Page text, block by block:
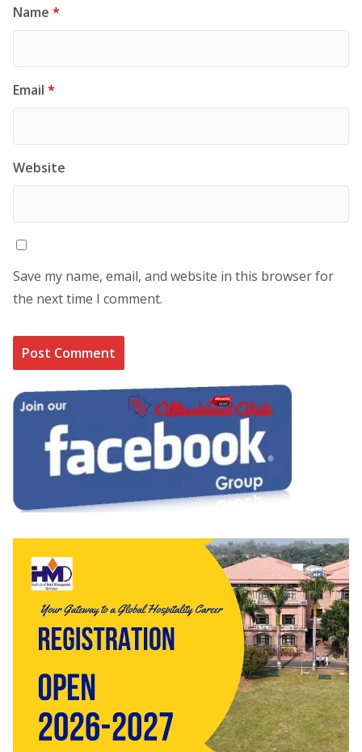
Name *
Email *
Website
Save my name, email, and website in this browser for
the next time I comment.